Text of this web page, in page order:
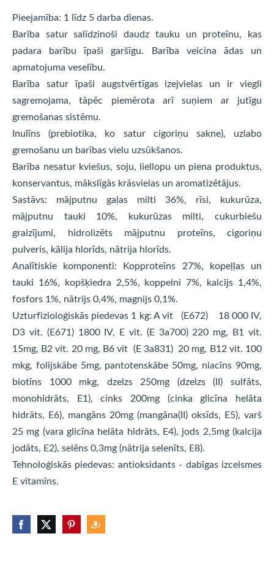
Pieejamība: 1 līdz 5 darba dienas.
Barība satur salīdzinoši daudz tauku un proteīnu, kas
padara barību īpaši garšīgu. Barība veicina ādas un
apmatojuma veselību.
Barība satur īpaši augstvērtīgas izejvielas un ir viegli
sagremojama, tāpēc piemērota arī suņiem ar jutīgu
gremošanas sistēmu.
Inulīns (prebiotika, ko satur cigoriņu sakne), uzlabo
gremošanu un barības vielu uzsūkšanos.
Barība nesatur kviešus, soju, liellopu un piena produktus,
konservantus, mākslīgās krāsvielas un aromatizētājus.
Sastāvs: mājputnu gaļas milti 36%, rīsi, kukurūza,
mājputnu tauki 10%, kukurūzas milti, cukurbiešu
graizījumi, hidrolizēts mājputnu proteīns, cigoriņu
pulveris, kālija hlorīds, nātrija hlorīds.
Analītiskie komponenti: Kopproteīns 27%, kopeļļas un
tauki 16%, kopšķiedra 2,5%, koppelni 7%, kalcijs 1,4%,
fosfors 1%, nātrijs 0,4%, magnijs 0,1%.
Uzturfizioloģiskās piedevas 1 kg: A vit (E672) 18 000 IV,
D3 vit. (E671) 1800 IV, E vit. (E 3a700) 220 mg, B1 vit.
15mg, B2 vit. 20 mg, B6 vit (E 3a831) 20 mg, B12 vit. 100
mkg, folijskābe 5mg, pantotenskābe 50mg, niacīns 90mg,
biotīns 1000 mkg, dzelzs 250mg (dzelzs (II) sulfāts,
monohidrāts, E1), cinks 200mg (cinka glicīna helāta
hidrāts, E6), mangāns 20mg (mangāna(II) oksīds, E5), varš
25 mg (vara glicīna helāta hidrāts, E4), jods 2,5mg (kalcija
jodāts, E2), selēns 0,3mg (nātrija selenīts, E8).
Tehnoloģiskās piedevas: antioksidants - dabīgas izcelsmes
E vitamīns.